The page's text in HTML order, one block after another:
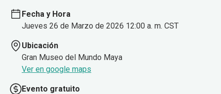
Fecha y Hora
Jueves 26 de Marzo de 2026 12:00 a. m. CST
Ubicación
Gran Museo del Mundo Maya
Ver en google maps
Evento gratuito